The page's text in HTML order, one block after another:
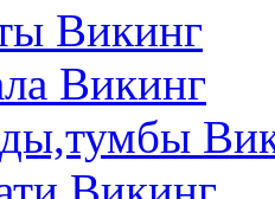
Викинг
Викинг